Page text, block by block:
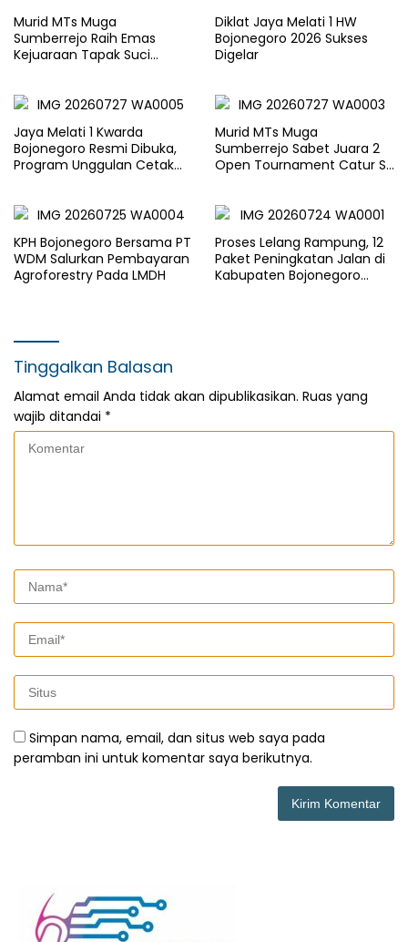
Murid MTs Muga
Sumberrejo Raih Emas
Kejuaraan Tapak Suci
Diklat Jaya Melati 1 HW
Bojonegoro 2026 Sukses
Digelar
Jaya Melati 1 Kwarda
Bojonegoro Resmi Dibuka,
Program Unggulan Cetak
Murid MTs Muga
Sumberrejo Sabet Juara 2
Open Tournament Catur S-
KPH Bojonegoro Bersama PT
WDM Salurkan Pembayaran
Agroforestry Pada LMDH
Proses Lelang Rampung, 12
Paket Peningkatan Jalan di
Kabupaten Bojonegoro
Tinggalkan Balasan
Alamat email Anda tidak akan dipublikasikan. Ruas yang
wajib ditandai *
Simpan nama, email, dan situs web saya pada
peramban ini untuk komentar saya berikutnya.